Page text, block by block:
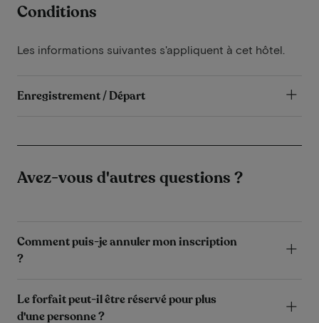
Conditions
Les informations suivantes s'appliquent à cet hôtel.
Enregistrement / Départ
Avez-vous d'autres questions ?
Comment puis-je annuler mon inscription
?
Le forfait peut-il être réservé pour plus
d'une personne ?